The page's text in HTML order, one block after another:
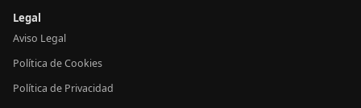
Legal
Aviso Legal
Política de Cookies
Política de Privacidad